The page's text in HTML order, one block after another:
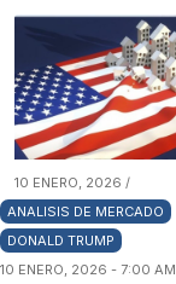
10 ENERO, 2026 /
ANALISIS DE MERCADO
DONALD TRUMP
10 ENERO, 2026 - 7:00 AM